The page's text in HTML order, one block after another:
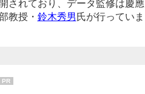
されており、データ監修は慶應
教授・ 鈴木秀男 氏が行っていま
PR